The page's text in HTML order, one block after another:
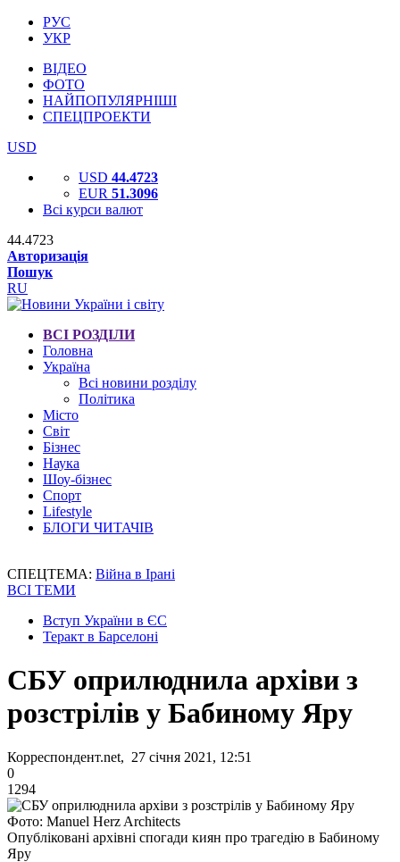
РУС
УКР
ВІДЕО
ФОТО
НАЙПОПУЛЯРНІШІ
СПЕЦПРОЕКТИ
USD
USD 44.4723
EUR 51.3096
Всі курси валют
44.4723
Авторизація
Пошук
RU
ВСІ РОЗДІЛИ
Головна
Україна
Всі новини розділу
Політика
Місто
Світ
Бізнес
Наука
Шоу-бізнес
Спорт
Lifestyle
БЛОГИ ЧИТАЧІВ
СПЕЦТЕМА: Війна в Ірані
ВСІ ТЕМИ
Вступ України в ЄС
Теракт в Барселоні
СБУ оприлюднила архіви з
розстрілів у Бабиному Яру
Корреспондент.net, 27 січня 2021, 12:51
0
1294
Фото: Manuel Herz Architects
Опубліковані архівні спогади киян про трагедію в Бабиному
Яру